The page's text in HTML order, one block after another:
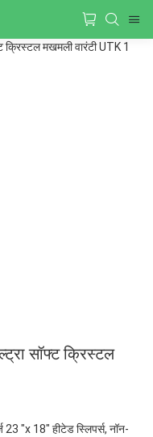
सॉफ्ट क्रिस्टल
23 "x 18" हीटेड स्लिपर्स, नॉन-